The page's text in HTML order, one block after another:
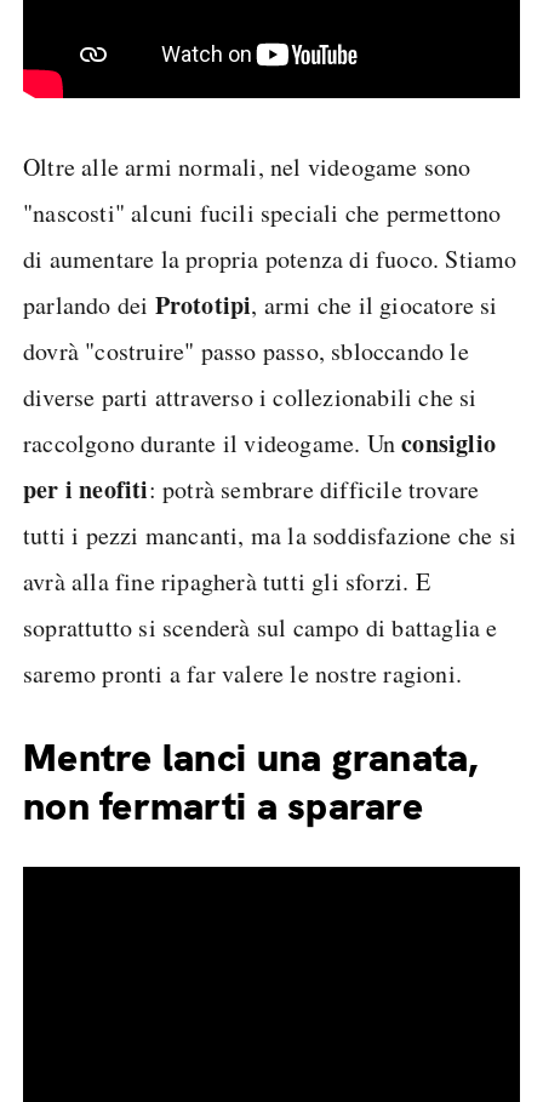
Oltre alle armi normali, nel videogame sono
"nascosti" alcuni fucili speciali che permettono
di aumentare la propria potenza di fuoco. Stiamo
parlando dei Prototipi, armi che il giocatore si
dovrà "costruire" passo passo, sbloccando le
diverse parti attraverso i collezionabili che si
raccolgono durante il videogame. Unconsiglio
per i neofiti: potrà sembrare difficile trovare
tutti i pezzi mancanti, ma la soddisfazione che si
avrà alla fine ripagherà tutti gli sforzi. E
soprattutto si scenderà sul campo di battaglia e
saremo pronti a far valere le nostre ragioni.
Mentre lanci una granata,
non fermarti a sparare